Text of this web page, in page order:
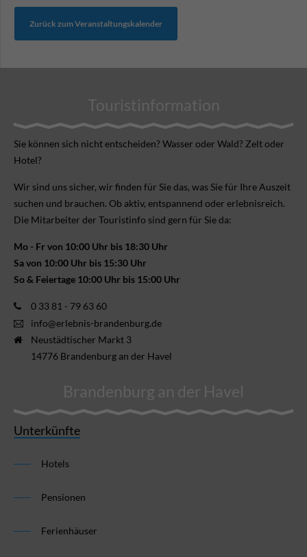
Zurück zum Veranstaltungskalender
Touristinformation
Sie können sich nicht ent­scheiden? Wasser oder Wald? Zelt oder
Hotel?
Wir sind uns sicher, wir finden für Sie das, was Sie für Ihre Aus­zeit
suchen und brauchen. Ob aktiv, ent­spannend oder erlebnis­reich.
Die Mitarbeiter der Touristinfo sind gern für Sie da:
Mo - Fr von 10:00 Uhr bis 18:30 Uhr
Sa von 10:00 Uhr bis 15:30 Uhr
So & Feiertage 10:00 Uhr bis 15:00 Uhr
0 33 81 - 79 63 60
info@erlebnis-brandenburg.de
Neustädtischer Markt 3
14776 Brandenburg an der Havel
Brandenburg an der Havel
Unterkünfte
Hotels
Pensionen
Ferienhäuser